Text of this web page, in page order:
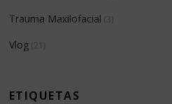
Trauma Maxilofacial
Vlog(21)
ETIQUETAS